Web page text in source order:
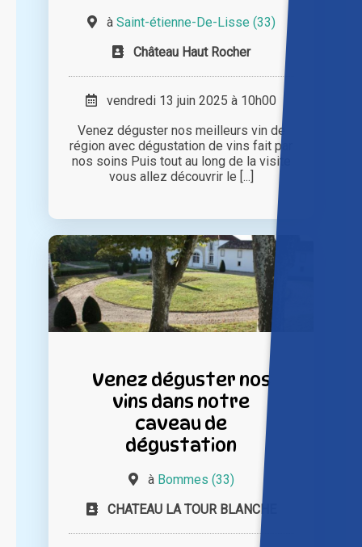
à Saint-étienne-De-Lisse (33)
Château Haut Rocher
vendredi 13 juin 2025 à 10h00
Venez déguster nos meilleurs vin de
région avec dégustation de vins fait par
nos soins Puis tout au long de la visite
vous allez découvrir le [...]
Venez déguster nos
vins dans notre
caveau de
dégustation
à Bommes (33)
CHATEAU LA TOUR BLANCHE